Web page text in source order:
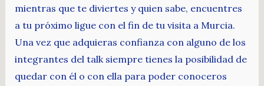
mientras que te diviertes y quien sabe, encuentres
a tu próximo ligue con el fin de tu visita a Murcia.
Una vez que adquieras confianza con alguno de los
integrantes del talk siempre tienes la posibilidad de
quedar con él o con ella para poder conoceros